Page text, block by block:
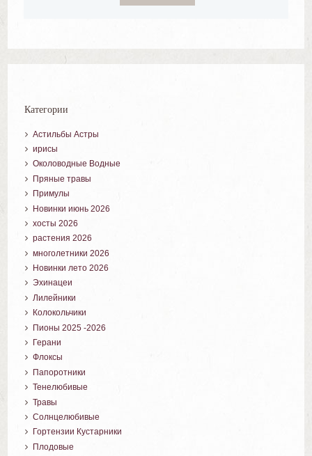
Категории
Астильбы Астры
ирисы
Околоводные Водные
Пряные травы
Примулы
Новинки июнь 2026
хосты 2026
растения 2026
многолетники 2026
Новинки лето 2026
Эхинацеи
Лилейники
Колокольчики
Пионы 2025 -2026
Герани
Флоксы
Папоротники
Тенелюбивые
Травы
Солнцелюбивые
Гортензии Кустарники
Плодовые